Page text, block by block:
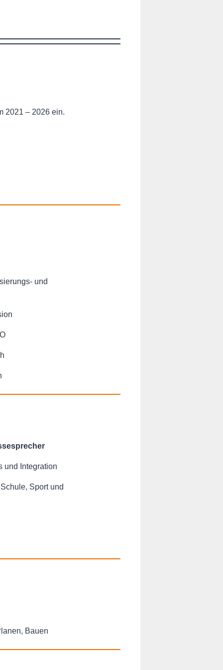
2021 – 2026 ein.
und
und Integration
Sport und
Bauen